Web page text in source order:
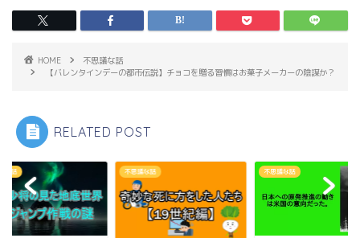
HOME
不思議な話
【バレンタインデーの都市伝説】チョコを贈る習慣はお菓子メーカーの陰謀か？
RELATED POST
な話 不思議な話 不思議な話